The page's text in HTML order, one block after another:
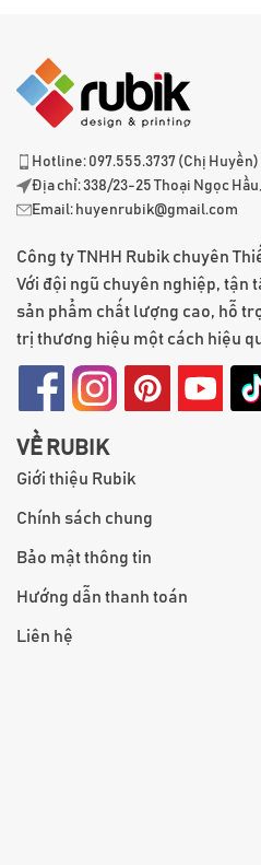
Hotline: 097.555.3737 (Chị Huyền)
Địa chỉ: 338/23-25 Thoại Ngọc
Email: huyenrubik@gmail.com
Công ty TNHH Rubik chuyên
Với đội ngũ chuyên nghiệp, tận
sản phẩm chất lượng cao, hỗ
trị thương hiệu một cách hiệu
VỀ RUBIK
Giới thiệu Rubik
Chính sách chung
Bảo mật thông tin
Hướng dẫn thanh toán
Liên hệ